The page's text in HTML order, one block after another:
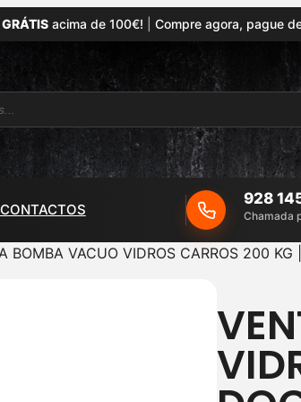
acima de 100€! Compre agora, pague
CONTACTOS
928
Chamada
BOMBA VACUO VIDROS CARROS 200 KG